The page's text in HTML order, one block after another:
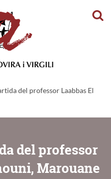
del professor Laabbas El
del professor
Marouane